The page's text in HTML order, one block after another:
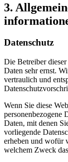
3.
Datenschutz
Die Betreiber
Daten sehr ernst.
vertraulich und
Wenn Sie diese
personenbezogene
Daten, mit denen
vorliegende
erheben und wofür
welchem Zweck